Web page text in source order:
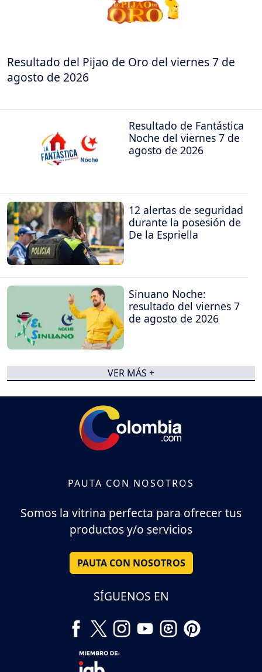
Resultado del Pijao de Oro del viernes 7 de
agosto de 2026
Resultado de Fantástica
Noche del viernes 7 de
agosto de 2026
12 alertas de seguridad
durante la posesión de
De la Espriella
Sinuano Noche:
resultado del viernes 7
de agosto de 2026
VER MÁS +
PAUTA CON NOSOTROS
Somos la vitrina perfecta para ofrecer tus
productos y/o servicios
PAUTA CON NOSOTROS
SÍGUENOS EN